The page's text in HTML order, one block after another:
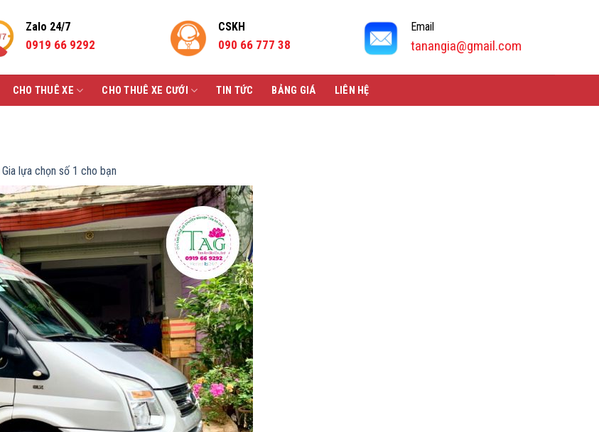
Zalo 24/7
0919 66 9292
CSKH
090 66 777 38
Email
tanangia@gmail.com
CHO THUÊ XE CHO THUÊ XE CƯỚI TIN TỨC BẢNG GIÁ LIÊN HỆ
lựa chọn số 1 cho bạn